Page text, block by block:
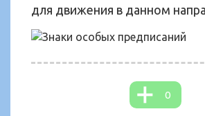
для движения в данном
0